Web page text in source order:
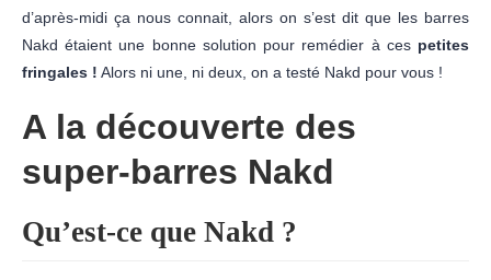
d’après-midi ça nous connait, alors on s’est dit que les barres
Nakd étaient une bonne solution pour remédier à ces petites
fringales ! Alors ni une, ni deux, on a testé Nakd pour vous !
A la découverte des
super-barres Nakd
Qu’est-ce que Nakd ?